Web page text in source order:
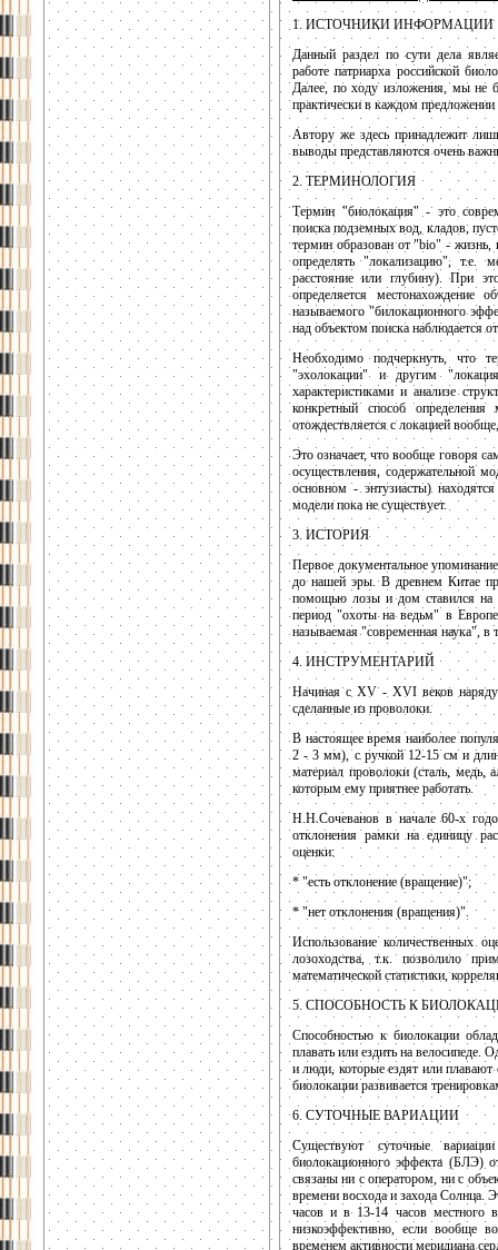
1. ИСТОЧНИКИ ИНФОРМАЦИИ
Данный раздел по сути дела
работе патриарха российской
Далее, по ходу изложения, мы не
практически в каждом
Автору же здесь принадлежит
выводы представляются очень
2. ТЕРМИНОЛОГИЯ
Термин "биолокация" - это
поиска подземных вод, кладов,
термин образован от "bio" - жизнь,
определять "локализацию", т.е.
расстояние или глубину). При
определяется местонахождение
называемого "билокационного
над объектом поиска наблюдается
Необходимо подчеркнуть, что
"эхолокации" и другим
характеристиками и анализе
конкретный способ
отождествляется с локацией
Это означает, что вообще говоря
осуществления, содержательной
основном - энтузиасты)
модели пока не существует.
3. ИСТОРИЯ
Первое документальное
до нашей эры. В древнем Китае
помощью лозы и дом ставился на
период "охоты на ведьм" в Европе
называемая "современная наука", в
4. ИНСТРУМЕНТАРИЙ
Начиная с XV - XVI веков наряду
сделанные из проволоки.
В настоящее время наиболее
2 - 3 мм), с ручкой 12-15 см и
материал проволоки (сталь, медь,
которым ему приятнее работать.
Н.Н.Сочеванов в начале 60-х
отклонения рамки на единицу
оценки:
* "есть отклонение (вращение)";
* "нет отклонения (вращения)".
Использование количественных
лозоходства, т.к. позволило
математической статистики,
5. СПОСОБНОСТЬ К
Способностью к биолокации
плавать или ездить на
и люди, которые ездят или
биолокации развивается
6. СУТОЧНЫЕ ВАРИАЦИИ
Существуют суточные
биолокационного эффекта (БЛЭ)
связаны ни с оператором, ни с
времени восхода и захода
часов и в 13-14 часов местного
низкоэффективно, если вообще
временем активности меридиана